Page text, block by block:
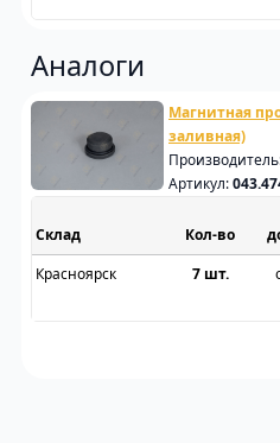
Аналоги
Магнитная
заливная)
Артикул:
Склад
Красноярск
7 шт.